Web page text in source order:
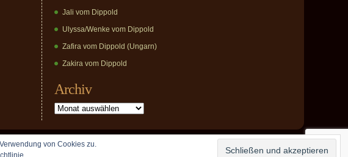
Jali vom Dippold
Ulyssa/Wenke vom Dippold
Zafira vom Dippold (Ungarn)
Zakira vom Dippold
Archiv
Archiv
von Cookies zu.